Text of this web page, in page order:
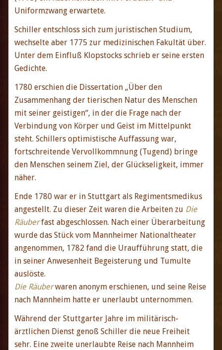
Uniformzwang erwartete.
Schiller entschloss sich zum juristischen Studium,
wechselte aber 1775 zur medizinischen Fakultät über.
Unter dem Einfluß Klopstocks schrieb er seine ersten
Gedichte.
1780 erschien die Dissertation „Über den
Zusammenhang der tierischen Natur des Menschen
mit seiner geistigen“, in der die Frage nach der
Verbindung von Körper und Geist im Mittelpunkt
steht. Schillers optimistische Auffassung war,
fortschreitende Vervollkommnung (Tugend) bringe
den Menschen seinem Ziel, der Glückseligkeit, immer
näher.
Ende 1780 war er in Stuttgart als Regimentsmedikus
angestellt. Zu dieser Zeit waren die Arbeiten zu Die
Räuberfast abgeschlossen. Nach einer Überarbeitung
wurde das Stück vom Mannheimer Nationaltheater
angenommen, 1782 fand die Uraufführung statt, die
in seiner Anwesenheit Begeisterung und Tumulte
auslöste.
Die Räuberwaren anonym erschienen, und seine Reise
nach Mannheim hatte er unerlaubt unternommen.
Während der Stuttgarter Jahre im militärisch-
ärztlichen Dienst genoß Schiller die neue Freiheit
sehr. Eine zweite unerlaubte Reise nach Mannheim